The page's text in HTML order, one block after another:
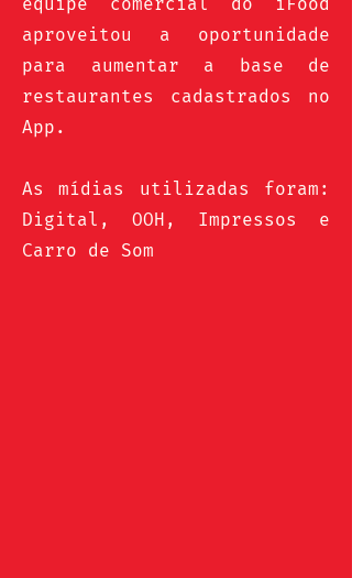
aproveitou a oportunidade
para aumentar a base de
restaurantes cadastrados no
App.
As mídias utilizadas foram:
Digital, OOH, Impressos e
Carro de Som